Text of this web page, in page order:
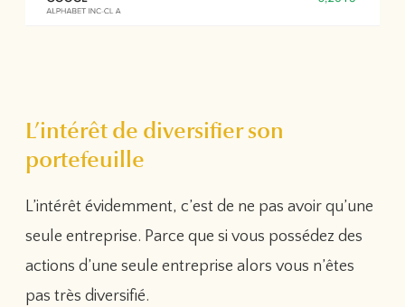
L’intérêt de diversifier son
portefeuille
L’intérêt évidemment, c’est de ne pas avoir qu’une
seule entreprise. Parce que si vous possédez des
actions d’une seule entreprise alors vous n’êtes
pas très diversifié.